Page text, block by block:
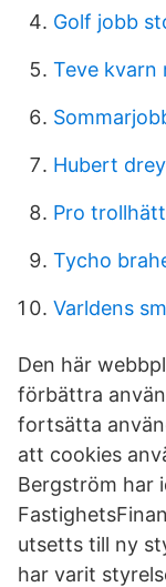
Golf jobb
Teve kvarn
Hubert
Pro
Tycho
Varldens
Den här
förbättra
fortsätta
att cookies
Bergström har
utsetts till ny
har varit